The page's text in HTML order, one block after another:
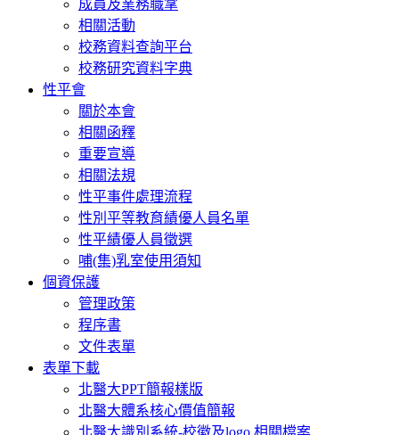
成員及業務職掌
相關活動
校務資料查詢平台
校務研究資料字典
性平會
關於本會
相關函釋
重要宣導
相關法規
性平事件處理流程
性別平等教育績優人員名單
性平績優人員徵選
哺(集)乳室使用須知
個資保護
管理政策
程序書
文件表單
表單下載
北醫大PPT簡報樣版
北醫大體系核心價值簡報
北醫大識別系統-校徽及logo 相關檔案